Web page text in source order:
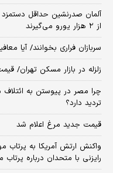
آلمان صدرنشین حداقل دستمزد
از ۲ هزار یورو می‌گیرند
سربازان فراری بخوانند/ آیا
زلزله در بازار مسکن تهران/ قیمت‌ها ۲ برابر شد، خریدار
چرا مصر در پیوستن به ائتلاف
تردید دارد؟
قیمت جدید مرغ اعلام شد
واکنش ارتش آمریکا به پرتاب
رایزنی با متحدان درباره